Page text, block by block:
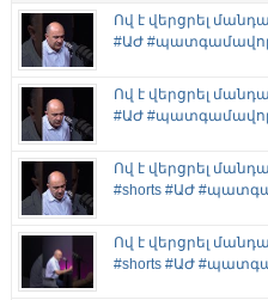
Ով է վերցրել
#ԱԺ
Ով է վերցրել
#ԱԺ
Ով է վերցրել
#shorts #ԱԺ
Ով է վերցրել
#shorts #ԱԺ